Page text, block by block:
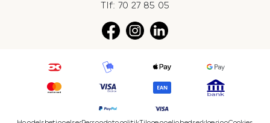
Tlf: 70 27 85 05